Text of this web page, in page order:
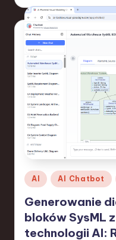
n
d
n
n
o
v
a
ti
o
n
Posted
AI AI Chatbot
Generowanie
bloków SysML
technologii AI: